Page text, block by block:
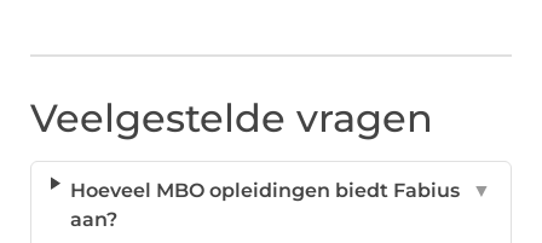
Veelgestelde vragen
Hoeveel MBO opleidingen biedt Fabius
aan?
▼